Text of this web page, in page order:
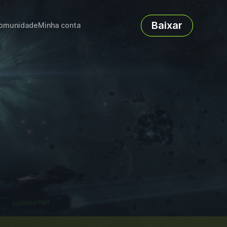
Minha conta Baixar